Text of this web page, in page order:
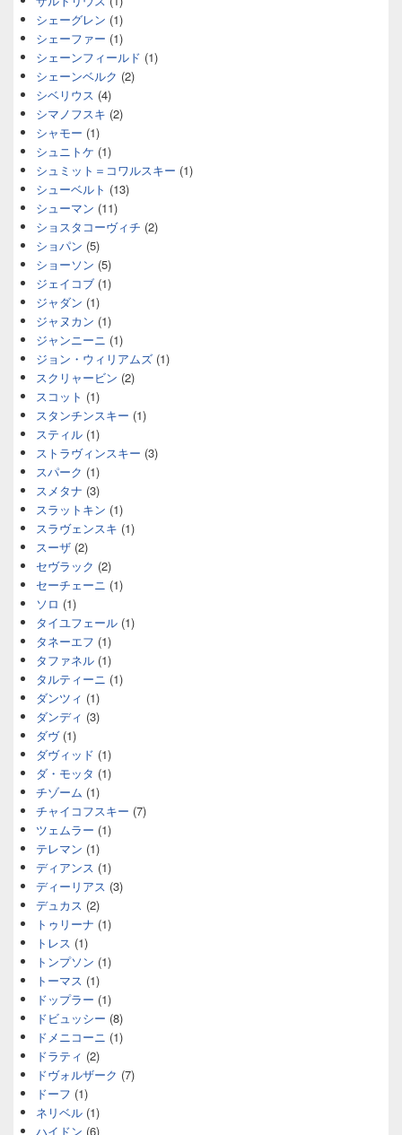
シェーグレン (1)
シェーファー (1)
シェーンフィールド (1)
シェーンベルク (2)
シベリウス (4)
シマノフスキ (2)
シャモー (1)
シュニトケ (1)
シュミット＝コワルスキー (1)
シューベルト (13)
シューマン (11)
ショスタコーヴィチ (2)
ショパン (5)
ショーソン (5)
ジェイコブ (1)
ジャダン (1)
ジャヌカン (1)
ジャンニーニ (1)
ジョン・ウィリアムズ (1)
スクリャービン (2)
スコット (1)
スタンチンスキー (1)
スティル (1)
ストラヴィンスキー (3)
スパーク (1)
スメタナ (3)
スラットキン (1)
スラヴェンスキ (1)
スーザ (2)
セヴラック (2)
セーチェーニ (1)
ソロ (1)
タイユフェール (1)
タネーエフ (1)
タファネル (1)
タルティーニ (1)
ダンツィ (1)
ダンディ (3)
ダヴ(1)
ダヴィッド (1)
ダ・モッタ (1)
チゾーム (1)
チャイコフスキー (7)
ツェムラー (1)
テレマン (1)
ディアンス (1)
ディーリアス (3)
デュカス (2)
トゥリーナ (1)
トレス (1)
トンプソン (1)
トーマス (1)
ドップラー (1)
ドビュッシー (8)
ドメニコーニ (1)
ドラティ (2)
ドヴォルザーク (7)
ドーフ (1)
ネリベル (1)
ハイドン (6)